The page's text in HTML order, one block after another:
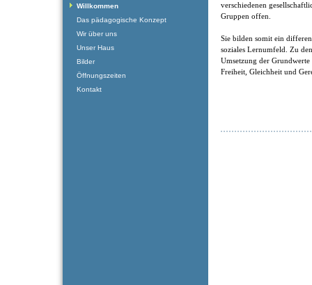
verschiedenen
Gruppen offen.
Sie bilden somit ein
soziales Lernumfeld. Zu
Umsetzung der
Freiheit, Gleichheit und
Willkommen
Das pädagogische Konzept
Wir über uns
Unser Haus
Bilder
Öffnungszeiten
Kontakt